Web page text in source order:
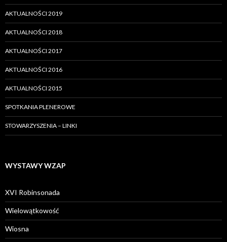
AKTUALNOŚCI 2019
AKTUALNOŚCI 2018
AKTUALNOŚCI 2017
AKTUALNOŚCI 2016
AKTUALNOŚCI 2015
SPOTKANIA PLENEROWE
STOWARZYSZENIA – LINKI
WYSTAWY WZAP
XVI Robinsonada
Wielowątkowość
Wiosna